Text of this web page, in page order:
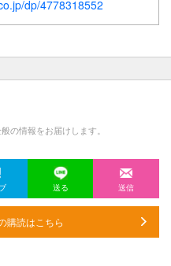
dp/4778318552
の情報をお届けします。
送る 送信
購読はこちら